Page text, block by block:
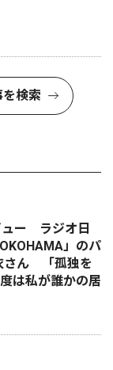
検索
ュー ラジオ日
」のパ
さん 「孤独を
は私が誰かの居